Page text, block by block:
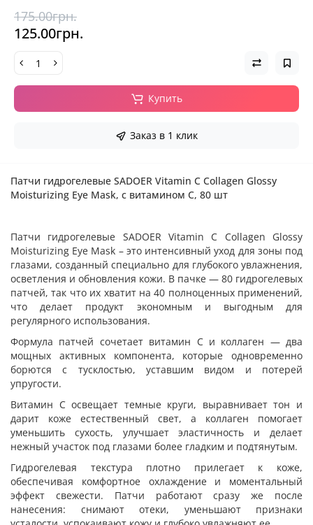
175.00грн.
125.00грн.
Купить
Заказ в 1 клик
Патчи гидрогелевые SADOER Vitamin C Collagen Glossy
Moisturizing Eye Mask, с витамином С, 80 шт
Патчи гидрогелевые SADOER Vitamin C Collagen Glossy
Moisturizing Eye Mask – это интенсивный уход для зоны под
глазами, созданный специально для глубокого увлажнения,
осветления и обновления кожи. В пачке — 80 гидрогелевых
патчей, так что их хватит на 40 полноценных применений,
что делает продукт экономным и выгодным для
регулярного использования.
Формула патчей сочетает витамин С и коллаген — два
мощных активных компонента, которые одновременно
борются с тусклостью, уставшим видом и потерей
упругости.
Витамин С освещает темные круги, выравнивает тон и
дарит коже естественный свет, а коллаген помогает
уменьшить сухость, улучшает эластичность и делает
нежный участок под глазами более гладким и подтянутым.
Гидрогелевая текстура плотно прилегает к коже,
обеспечивая комфортное охлаждение и моментальный
эффект свежести. Патчи работают сразу же после
нанесения: снимают отеки, уменьшают признаки